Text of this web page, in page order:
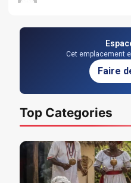
Cet emplacement
Faire
Top Categories